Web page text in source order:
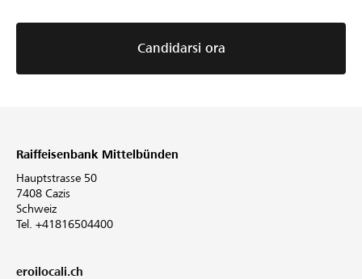
Candidarsi ora
Raiffeisenbank Mittelbünden
Hauptstrasse 50
7408 Cazis
Schweiz
Tel. +41816504400
eroilocali.ch